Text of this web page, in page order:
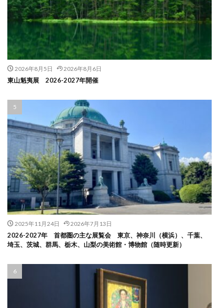
2026年8月5日 2026年8月6日
東山魁夷展 2026-2027年開催
2025年11月24日 2026年7月13日
2026-2027年 首都圏の主な展覧会 東京、神奈川（横浜）、千葉、
埼玉、茨城、群馬、栃木、山梨の美術館・博物館（随時更新）